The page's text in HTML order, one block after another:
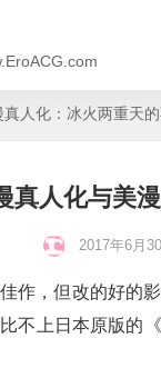
人化：冰火两重天
真人化与美
2017年6月
作，但改的好
不上日本原版的